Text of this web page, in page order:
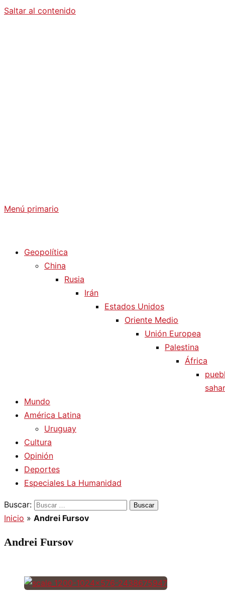
Saltar al contenido
Menú primario
Geopolítica
China
Rusia
Irán
Estados Unidos
Oriente Medio
Unión Europea
Palestina
África
Mundo
América Latina
Uruguay
Cultura
Opinión
Deportes
Especiales La Humanidad
Buscar:
Inicio » Andrei Fursov
Andrei Fursov